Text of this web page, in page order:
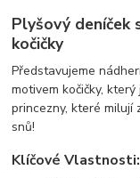
Plyšový deníček
kočičky
Představujeme
motivem kočičky,
princezny, které milují
snů!
Klíčové Vlastnosti: